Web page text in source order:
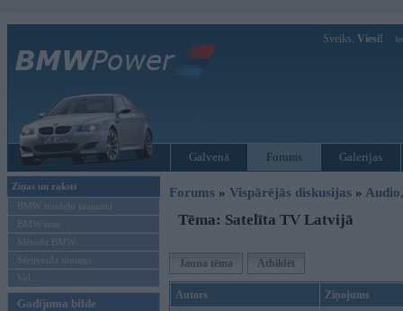
Sveiks, Viesi!
Galvenā Forums Galerijas
Ziņas un raksti
BMW modeļu jaunumi
BMW testi
Mēneša BMW
Sērijveida tūnings
Vel...
Gadījuma bilde
Forums » Vispārējās diskusijas »
Tēma: Satelīta TV Latvijā
Jauna tēma Atbildēt
Autors Ziņojums